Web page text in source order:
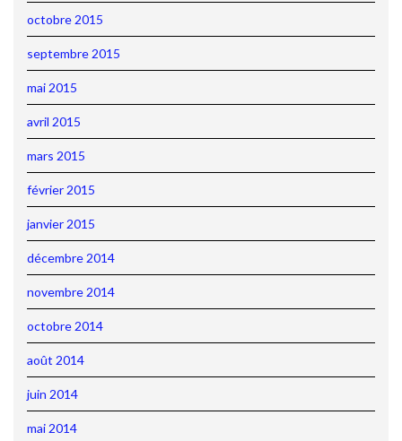
octobre 2015
septembre 2015
mai 2015
avril 2015
mars 2015
février 2015
janvier 2015
décembre 2014
novembre 2014
octobre 2014
août 2014
juin 2014
mai 2014